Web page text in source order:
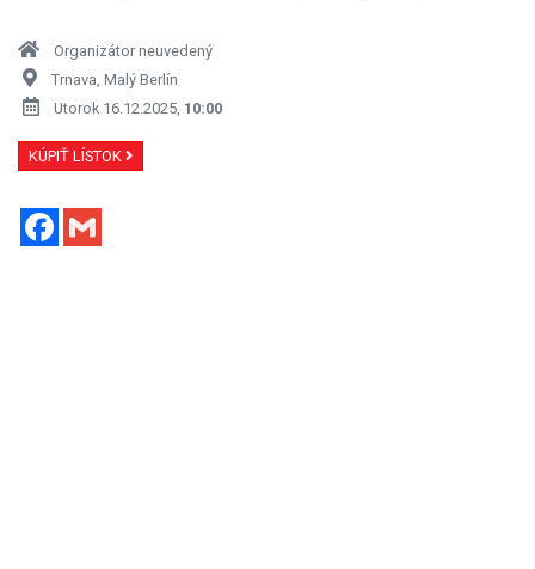
Organizátor neuvedený
Trnava, Malý Berlín
Utorok 16.12.2025, 10:00
KÚPIŤ LÍSTOK
Facebook